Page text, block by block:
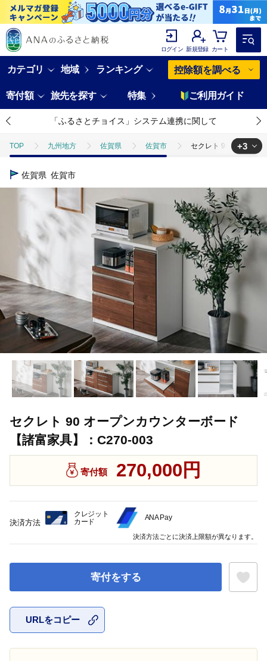
ログイン 新規登録 カート
カテゴリ 地域 ランキング 控除額を調べる
寄付額 旅先を探す 特集 ご利用ガイド
「ふるさとチョイス」システム連携に関して
TOP 九州地方 佐賀県 佐賀市 セクレト 90 オープン
TOP
日用品・雑貨 セクレト 90 オープンカ
日用品・雑貨 伝統工芸品 セクレト 90 オープンカウ
+3
佐賀県 佐賀市
セクレト 90 オープンカウンターボード
【諸富家具】：C270-003
寄付額 270,000円
寄付をする
URLをコピー
決済方法
クレジット
カード
ANA Pay
決済方法ごとに決済上限額が異なります。